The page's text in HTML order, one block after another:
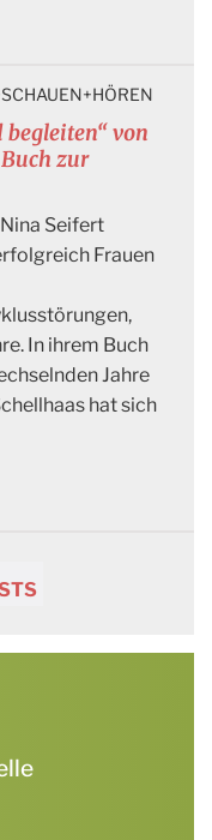
begleiten“ von
zur
Seifert
Frauen
In ihrem Buch
Jahre
hat sich